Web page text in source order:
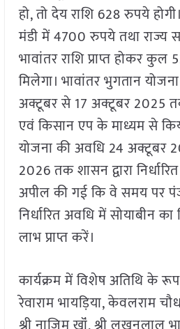
हो, तो देय राशि 628 रुपये
मंडी में 4700 रुपये तथा राज्य
भावांतर राशि प्राप्त होकर
मिलेगा। भावांतर भुगतान
अक्टूबर से 17 अक्टूबर 2025
एवं किसान एप के माध्यम से
योजना की अवधि 24 अक्टूबर
2026 तक शासन द्वारा
अपील की गई कि वे समय पर
निर्धारित अवधि में सोयाबीन
लाभ प्राप्त करें।
कार्यक्रम में विशेष अतिथि के रूप
रेवाराम भायड़िया, केवलराम